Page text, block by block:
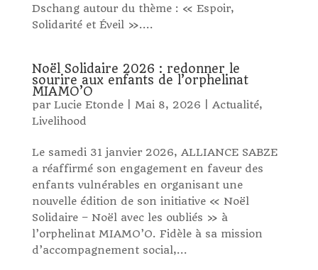
Dschang autour du thème : « Espoir,
Solidarité et Éveil »....
Noël Solidaire 2026 : redonner le
sourire aux enfants de l’orphelinat
MIAMO’O
par Lucie Etonde| Mai 8, 2026 Actualité,
Livelihood
Le samedi 31 janvier 2026, ALLIANCE SABZE
a réaffirmé son engagement en faveur des
enfants vulnérables en organisant une
nouvelle édition de son initiative « Noël
Solidaire – Noël avec les oubliés » à
l’orphelinat MIAMO’O. Fidèle à sa mission
d’accompagnement social,...